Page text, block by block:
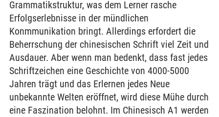
Grammatikstruktur, was dem Lerner rasche
Erfolgserlebnisse in der mündlichen
Konmmunikation bringt. Allerdings erfordert die
Beherrschung der chinesischen Schrift viel Zeit und
Ausdauer. Aber wenn man bedenkt, dass fast jedes
Schriftzeichen eine Geschichte von 4000-5000
Jahren trägt und das Erlernen jedes Neue
unbekannte Welten eröffnet, wird diese Mühe durch
eine Faszination belohnt. Im Chinesisch A1 werden